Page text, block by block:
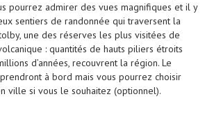
pourrez admirer des vues magnifiques et il y
sentiers de randonnée qui traversent la
une des réserves les plus visitées de
: quantités de hauts piliers étroits
d’années, recouvrent la région. Le
à bord mais vous pourrez choisir
ville si vous le souhaitez (optionnel).